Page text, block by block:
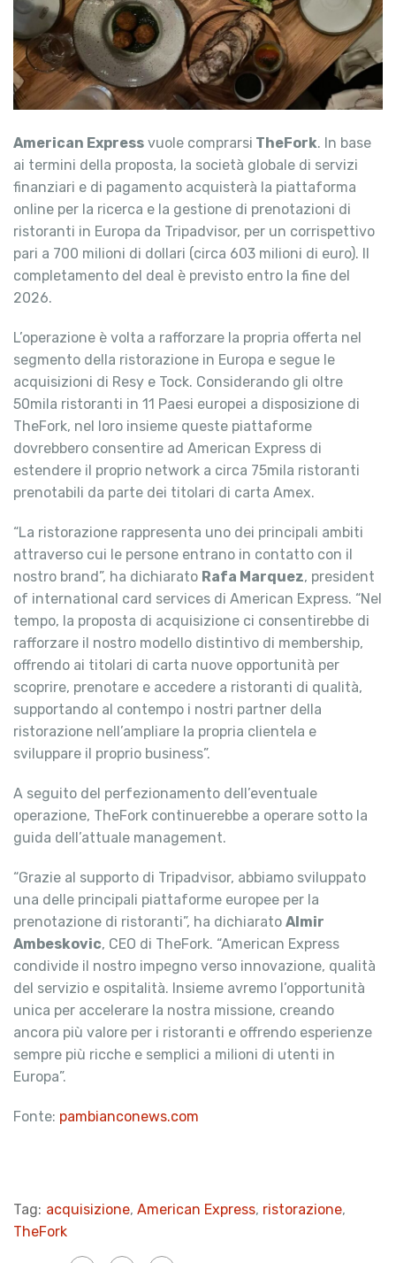
American Express vuole comprarsi TheFork. In base
ai termini della proposta, la società globale di servizi
finanziari e di pagamento acquisterà la piattaforma
online per la ricerca e la gestione di prenotazioni di
ristoranti in Europa da Tripadvisor, per un corrispettivo
pari a 700 milioni di dollari (circa 603 milioni di euro). Il
completamento del deal è previsto entro la fine del
2026.
L’operazione è volta a rafforzare la propria offerta nel
segmento della ristorazione in Europa e segue le
acquisizioni di Resy e Tock. Considerando gli oltre
50mila ristoranti in 11 Paesi europei a disposizione di
TheFork, nel loro insieme queste piattaforme
dovrebbero consentire ad American Express di
estendere il proprio network a circa 75mila ristoranti
prenotabili da parte dei titolari di carta Amex.
“La ristorazione rappresenta uno dei principali ambiti
attraverso cui le persone entrano in contatto con il
nostro brand”, ha dichiarato Rafa Marquez, president
of international card services di American Express. “Nel
tempo, la proposta di acquisizione ci consentirebbe di
rafforzare il nostro modello distintivo di membership,
offrendo ai titolari di carta nuove opportunità per
scoprire, prenotare e accedere a ristoranti di qualità,
supportando al contempo i nostri partner della
ristorazione nell’ampliare la propria clientela e
sviluppare il proprio business”.
A seguito del perfezionamento dell’eventuale
operazione, TheFork continuerebbe a operare sotto la
guida dell’attuale management.
“Grazie al supporto di Tripadvisor, abbiamo sviluppato
una delle principali piattaforme europee per la
prenotazione di ristoranti”, ha dichiarato Almir
Ambeskovic, CEO di TheFork. “American Express
condivide il nostro impegno verso innovazione, qualità
del servizio e ospitalità. Insieme avremo l’opportunità
unica per accelerare la nostra missione, creando
ancora più valore per i ristoranti e offrendo esperienze
sempre più ricche e semplici a milioni di utenti in
Europa”.
Fonte: pambianconews.com
Tag: acquisizione, American Express, ristorazione,
TheFork